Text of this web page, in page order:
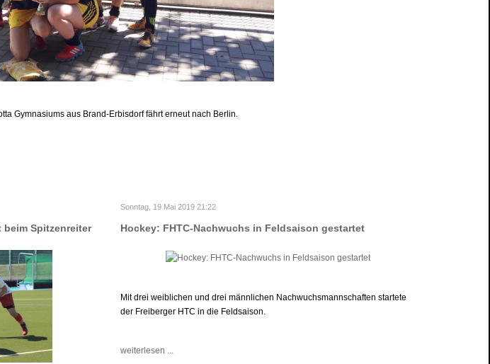
Gymnasiums aus Brand-Erbisdorf fährt erneut nach Berlin.
beim Spitzenreiter
Sonntag, 19 Mai 2019 21:22
Hockey: FHTC-Nachwuchs in Feldsaison gestartet
Mit drei weiblichen und drei männlichen Nachwuchsmannschaften startete
der Freiberger HTC in die Feldsaison.
weiterlesen ...